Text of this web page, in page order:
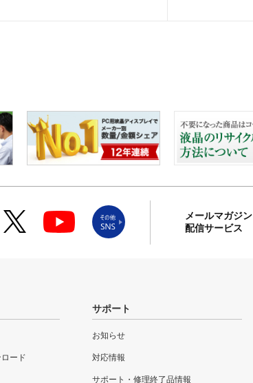
メールマガジン
配信サービス
ード
サポート
お知らせ
対応情報
サポート・修理終了品情報